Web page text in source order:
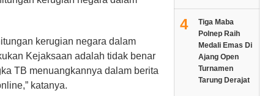
kerugian negara dalam
Kejaksaan adalah tidak benar
TB menuangkannya dalam berita
katanya.
4
Tiga Maba
Polnep Raih
Medali Emas Di
Ajang Open
Turnamen
Tarung Derajat